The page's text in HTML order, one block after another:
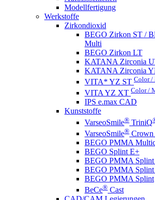
Modellfertigung
Werkstoffe
Zirkondioxid
BEGO Zirkon ST /
Multi
BEGO Zirkon LT
KATANA Zirconia
KATANA Zirconia
VITA* YZ ST Color
VITA YZ XT Color /
IPS e.max CAD
Kunststoffe
VarseoSmile® TriniQ
VarseoSmile® Crown
BEGO PMMA
BEGO Splint E+
BEGO PMMA Splint
BEGO PMMA Splint
BEGO PMMA Splint
BeCe® Cast